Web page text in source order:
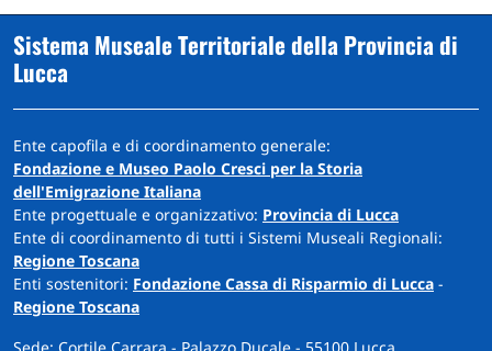
Sistema Museale Territoriale della Provincia di
Lucca
Ente capofila e di coordinamento generale:
Fondazione e Museo Paolo Cresci per la Storia
dell'Emigrazione Italiana
Ente progettuale e organizzativo: Provincia di Lucca
Ente di coordinamento di tutti i Sistemi Museali Regionali:
Regione Toscana
Enti sostenitori: Fondazione Cassa di Risparmio di Lucca -
Regione Toscana
Sede: Cortile Carrara - Palazzo Ducale - 55100 Lucca